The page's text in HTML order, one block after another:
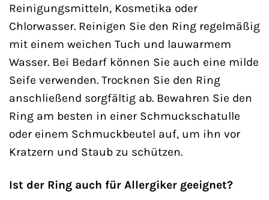
Reinigungsmitteln, Kosmetika oder
Chlorwasser. Reinigen Sie den Ring regelmäßig
mit einem weichen Tuch und lauwarmem
Wasser. Bei Bedarf können Sie auch eine milde
Seife verwenden. Trocknen Sie den Ring
anschließend sorgfältig ab. Bewahren Sie den
Ring am besten in einer Schmuckschatulle
oder einem Schmuckbeutel auf, um ihn vor
Kratzern und Staub zu schützen.
Ist der Ring auch für Allergiker geeignet?